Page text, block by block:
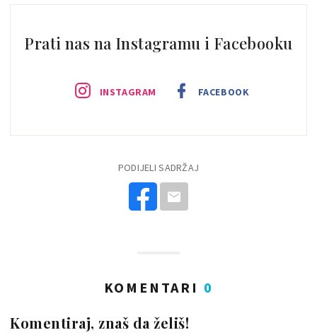
Prati nas na Instagramu i Facebooku
INSTAGRAM FACEBOOK
PODIJELI SADRŽAJ
KOMENTARI 0
Komentiraj, znaš da želiš!